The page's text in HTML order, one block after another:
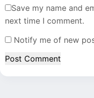
Save my name and
next time I comment.
Notify me of new
Post Comment